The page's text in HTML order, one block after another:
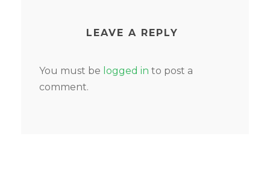
LEAVE A REPLY
You must be logged in to post a
comment.